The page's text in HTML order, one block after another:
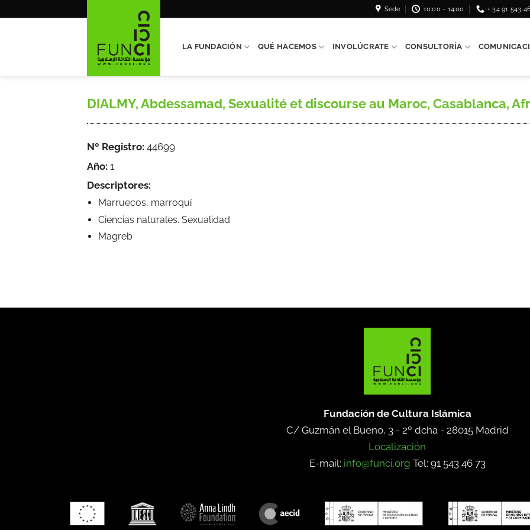
Sede 10:00 - 14:00 + 34 91 543
LA FUNDACIÓN QUÉ HACEMOS INVOLÚCRATE CONSULTORÍA
DIALMY, Abdessamad, Sexualité et discourse au Maroc, Casablanca,
Nº Registro: 44699
Año: 1
Descriptores:
Marruecos, marroquí
Ciencias naturales. Sexualidad
Magreb
Fundación de Cultura Islámica
C/ Guzmán el Bueno, 3 - 2º dcha - 28015 Madrid
Localización
E-mail: info@funci.org Tel: 91 543 46 73